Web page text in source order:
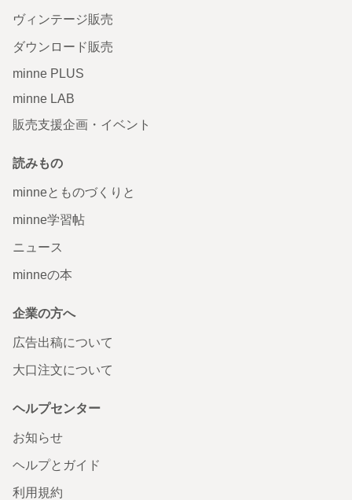
ヴィンテージ販売
ダウンロード販売
minne PLUS
minne LAB
販売支援企画・イベント
読みもの
minneとものづくりと
minne学習帖
ニュース
minneの本
企業の方へ
広告出稿について
大口注文について
ヘルプセンター
お知らせ
ヘルプとガイド
利用規約